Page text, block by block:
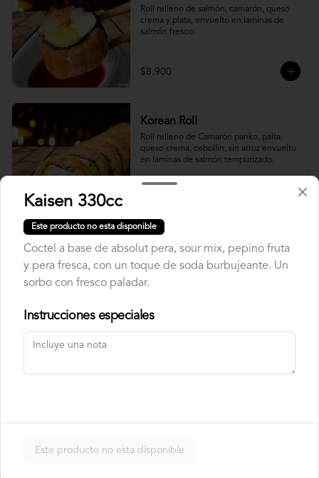
Roll relleno de salmón, camarón, queso
crema y plata, envuelto en laminas de
salmón fresco.
$8.900
Korean Roll
Roll relleno de Camarón panko, palta,
queso crema, cebollín, sin arroz envuelto
en laminas de salmón tempurizado.
Crunch Roll
Roll relleno de Pollo apanado , queso
arroz, envuelto en palta.
Nori Champ Roll
$7.900
Kaisen 330cc
Este producto no esta disponible
Coctel a base de absolut pera, sour mix, pepino fruta
y pera fresca, con un toque de soda burbujeante. Un
sorbo con fresco paladar.
Instrucciones especiales
Este producto no esta disponible